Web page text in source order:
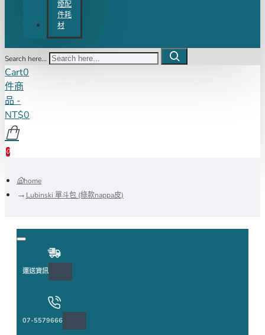
煙配
件耗
材
Search here...
Cart0
件商
品 -
NT$0
0
home
Lubinski 單斗包 (綠款nappa皮)
運送資訊
07-5579666